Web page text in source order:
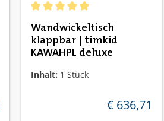
Wandwickeltisch
klappbar | timkid
KAWAHPL deluxe
Inhalt: 1 Stück
regulärer preis:
€ 636,71